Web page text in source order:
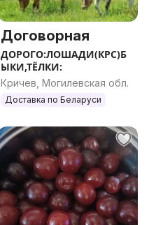
Договорная
ДОРОГО:ЛОШАДИ(КРС)Б
ЫКИ,ТЁЛКИ:
Кричев, Могилевская обл.
Доставка по Беларуси